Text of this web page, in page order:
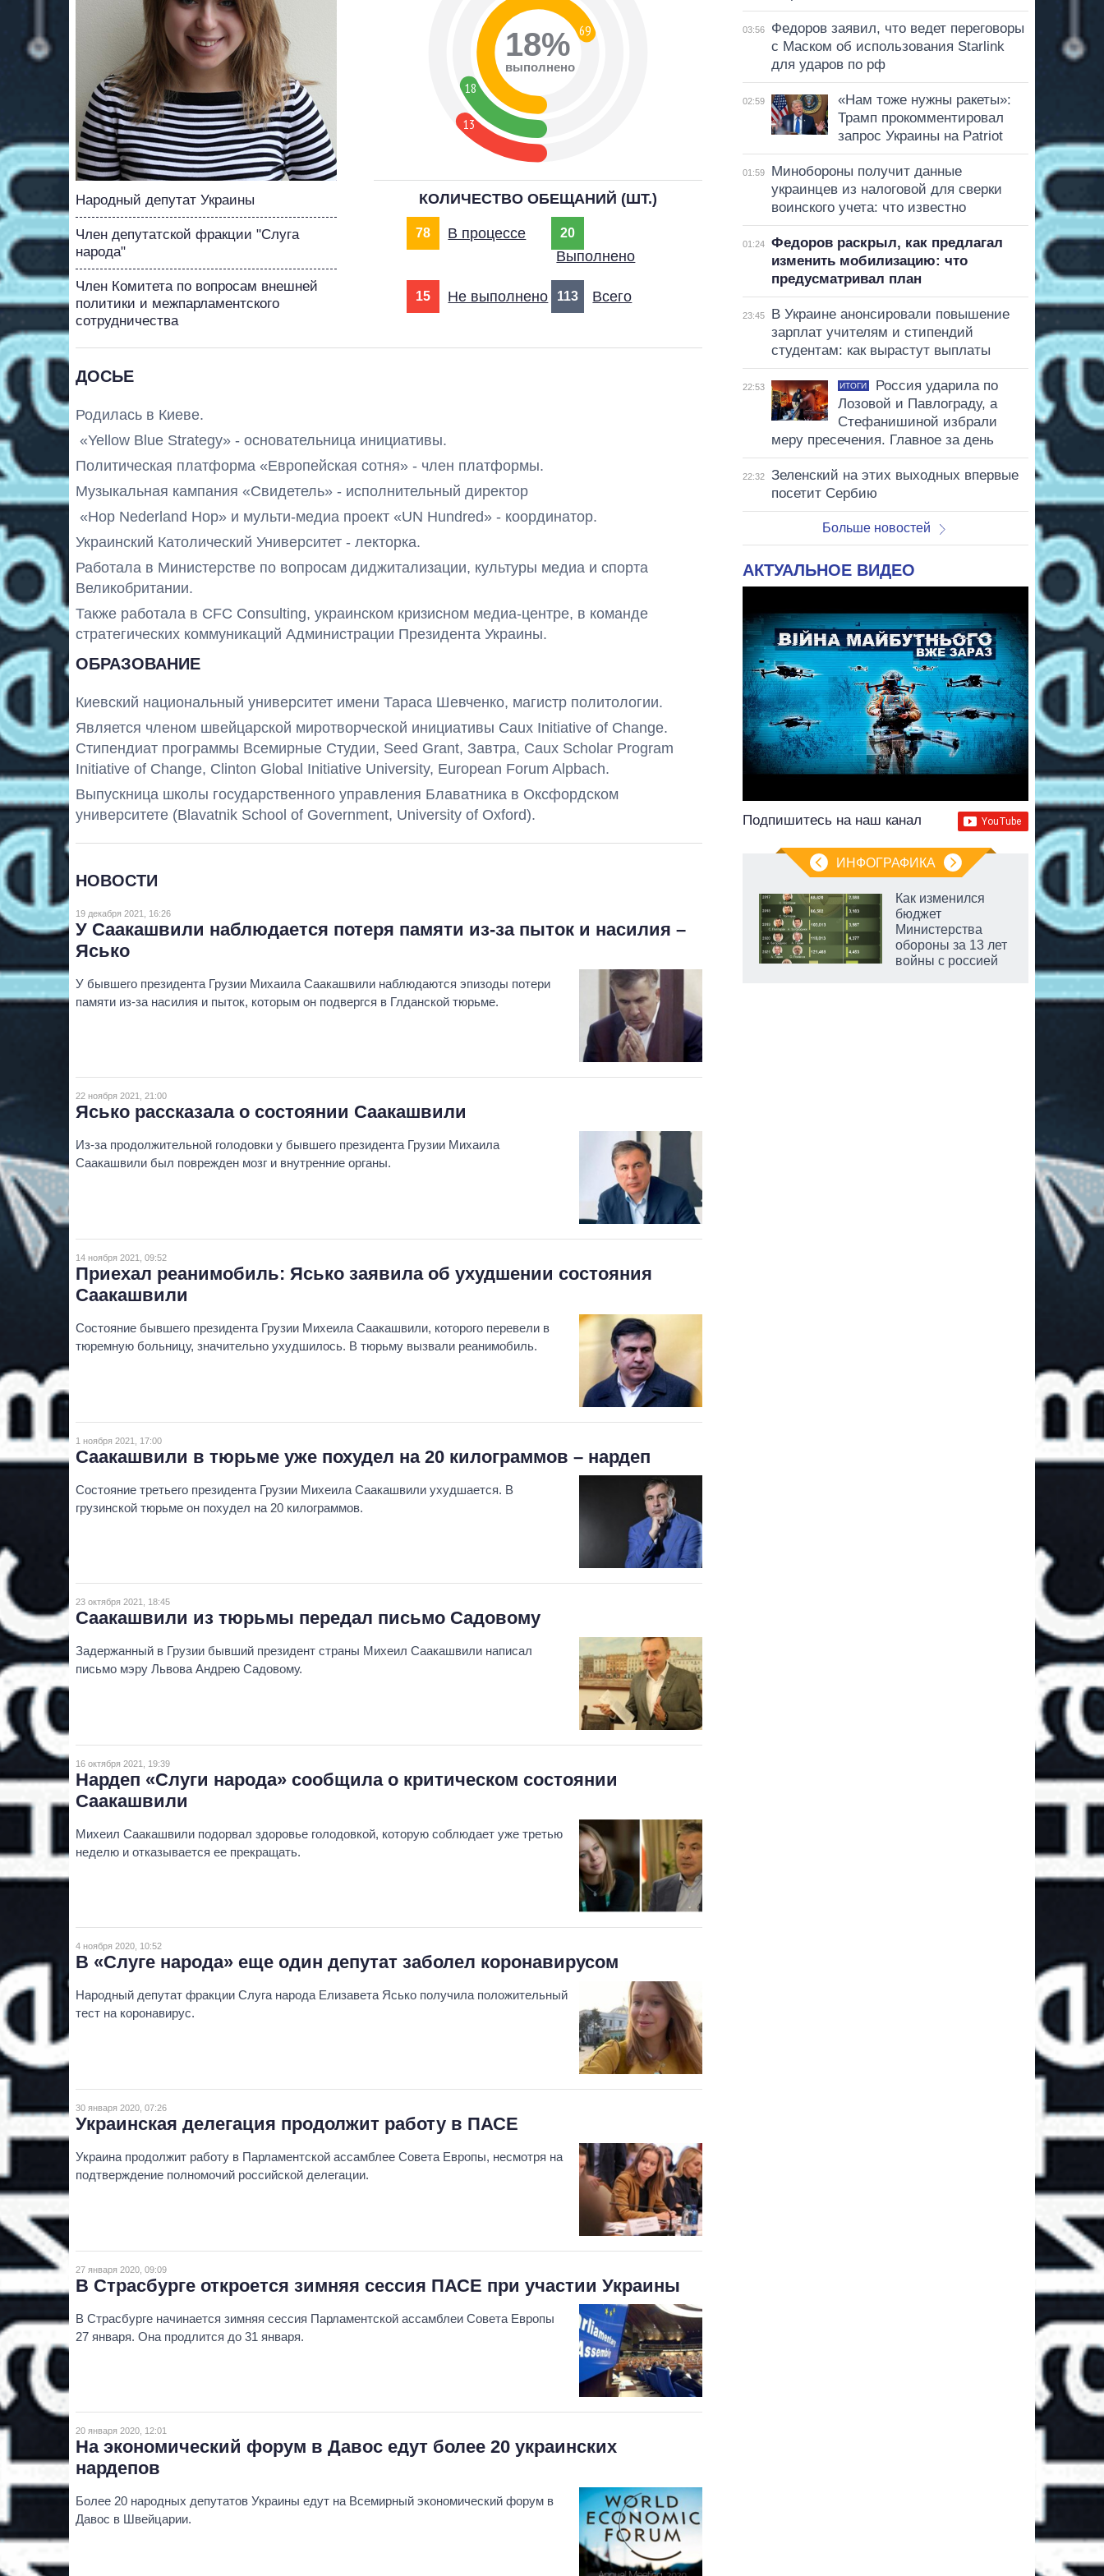
Народный депутат Украины
Член депутатской фракции "Слуга
народа"
Член Комитета по вопросам внешней
политики и межпарламентского
сотрудничества
ДОСЬЕ
Родилась в Киеве.
«Yellow Blue Strategy» - основательница инициативы.
Политическая платформа «Европейская сотня» - член платформы.
Музыкальная кампания «Свидетель» - исполнительный директор
«Hop Nederland Hop» и мульти-медиа проект «UN Hundred» - координатор.
Украинский Католический Университет - лекторка.
Работала в Министерстве по вопросам диджитализации, культуры медиа и спорта
Великобритании.
Также работала в CFC Consulting, украинском кризисном медиа-центре, в команде
стратегических коммуникаций Администрации Президента Украины.
ОБРАЗОВАНИЕ
Киевский национальный университет имени Тараса Шевченко, магистр политологии.
Является членом швейцарской миротворческой инициативы Caux Initiative of Change.
Стипендиат программы Всемирные Студии, Seed Grant, Завтра, Caux Scholar Program
Initiative of Change, Clinton Global Initiative University, European Forum Alpbach.
Выпускница школы государственного управления Блаватника в Оксфордском
университете (Blavatnik School of Government, University of Oxford).
НОВОСТИ
19 декабря 2021, 16:26
У Саакашвили наблюдается потеря памяти из-за пыток и насилия –
Ясько
У бывшего президента Грузии Михаила Саакашвили наблюдаются эпизоды потери
памяти из-за насилия и пыток, которым он подвергся в Глданской тюрьме.
22 ноября 2021, 21:00
Ясько рассказала о состоянии Саакашвили
Из-за продолжительной голодовки у бывшего президента Грузии Михаила
Саакашвили был поврежден мозг и внутренние органы.
14 ноября 2021, 09:52
Приехал реанимобиль: Ясько заявила об ухудшении состояния
Саакашвили
Состояние бывшего президента Грузии Михеила Саакашвили, которого перевели в
тюремную больницу, значительно ухудшилось. В тюрьму вызвали реанимобиль.
1 ноября 2021, 17:00
Саакашвили в тюрьме уже похудел на 20 килограммов – нардеп
Состояние третьего президента Грузии Михеила Саакашвили ухудшается. В
грузинской тюрьме он похудел на 20 килограммов.
23 октября 2021, 18:45
Саакашвили из тюрьмы передал письмо Садовому
Задержанный в Грузии бывший президент страны Михеил Саакашвили написал
письмо мэру Львова Андрею Садовому.
16 октября 2021, 19:39
Нардеп «Слуги народа» сообщила о критическом состоянии
Саакашвили
Михеил Саакашвили подорвал здоровье голодовкой, которую соблюдает уже третью
неделю и отказывается ее прекращать.
4 ноября 2020, 10:52
В «Слуге народа» еще один депутат заболел коронавирусом
Народный депутат фракции Слуга народа Елизавета Ясько получила положительный
тест на коронавирус.
30 января 2020, 07:26
Украинская делегация продолжит работу в ПАСЕ
Украина продолжит работу в Парламентской ассамблее Совета Европы, несмотря на
подтверждение полномочий российской делегации.
27 января 2020, 09:09
В Страсбурге откроется зимняя сессия ПАСЕ при участии Украины
В Страсбурге начинается зимняя сессия Парламентской ассамблеи Совета Европы
27 января. Она продлится до 31 января.
20 января 2020, 12:01
На экономический форум в Давос едут более 20 украинских
нардепов
Более 20 народных депутатов Украины едут на Всемирный экономический форум в
Давос в Швейцарии.
13
18
69
18%
выполнено
КОЛИЧЕСТВО ОБЕЩАНИЙ (ШТ.)
78 В процессе 20
Выполнено
15 Не выполнено 113 Всего
03:56
Федоров заявил, что ведет переговоры
с Маском об использования Starlink
для ударов по рф
02:59
«Нам тоже нужны ракеты»:
Трамп прокомментировал
запрос Украины на Patriot
01:59
Минобороны получит данные
украинцев из налоговой для сверки
воинского учета: что известно
01:24
Федоров раскрыл, как предлагал
изменить мобилизацию: что
предусматривал план
23:45
В Украине анонсировали повышение
зарплат учителям и стипендий
студентам: как вырастут выплаты
22:53 ИТОГИ
Россия ударила по
Лозовой и Павлограду, а
Стефанишиной избрали
меру пресечения. Главное за день
22:32
Зеленский на этих выходных впервые
посетит Сербию
Больше новостей
АКТУАЛЬНОЕ ВИДЕО
Подпишитесь на наш канал
ИНФОГРАФИКА
ударов по Украине
главной целью рф
Как изменился
бюджет
Министерства
обороны за 13 лет
войны с россией